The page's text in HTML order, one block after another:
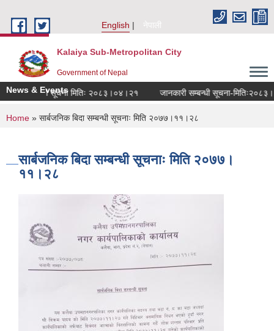
English
नेपाली
Kalaiya Sub-Metropolitan City
Government of Nepal
News & Events
सम्बन्धी सूचना मितिः २०८३।०४।२१ जानकारी सम्बन्धी सूचना-
You are here
Home » सार्बजनिक बिदा सम्बन्धी सूचनाः मिति २०७७।११।२८
सार्बजनिक बिदा सम्बन्धी सूचनाः मिति २०७७।
११।२८